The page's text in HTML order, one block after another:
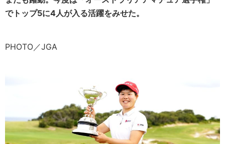
でトップ5に4人が入る活躍をみせた。
PHOTO／JGA